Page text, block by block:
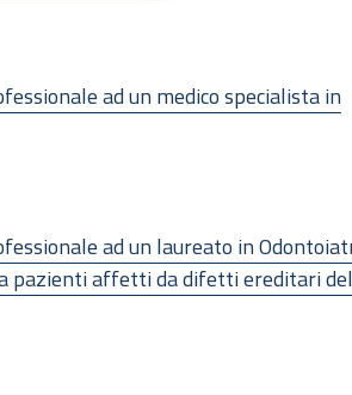
ad un medico specialista in
ad un laureato in
pazienti affetti da difetti ereditari